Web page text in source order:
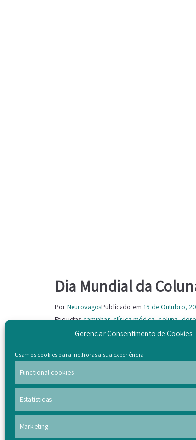
Gerenciar Consentimento de Cookies
Usamos cookies para melhoras a sua experiência
Functional cookies
Estatísticas
Marketing
Dia Mundial da
Por NeurovagosPublicado em 16 de Outubro,
Etiquetascaminhar,clínica médica,coluna,
As dores de costas são a maior causa de
se ao longo da última década.
Existem pequenos gestos que podemos
que a mesma se deteriore.